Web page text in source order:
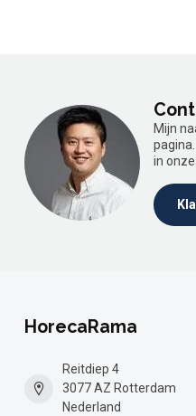
Mijn
in
HorecaRama
Reitdiep 4
3077 AZ Rotterdam
Nederland